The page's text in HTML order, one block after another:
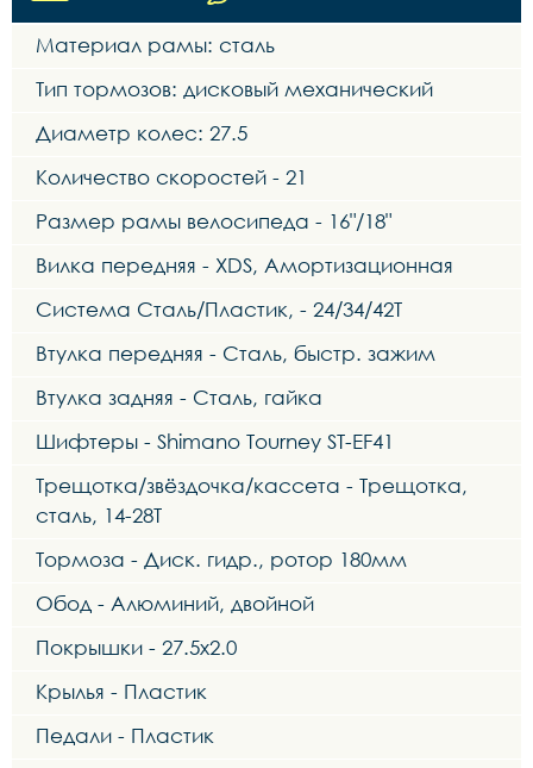
Материал рамы: сталь
Тип тормозов: дисковый механический
Диаметр колес: 27.5
Количество скоростей - 21
Размер рамы велосипеда - 16"/18"
Вилка передняя - XDS, Амортизационная
Система Сталь/Пластик, - 24/34/42Т
Втулка передняя - Сталь, быстр. зажим
Втулка задняя - Сталь, гайка
Шифтеры - Shimano Tourney ST-EF41
Трещотка/звёздочка/кассета - Трещотка,
сталь, 14-28Т
Тормоза - Диск. гидр., ротор 180мм
Обод - Алюминий, двойной
Покрышки - 27.5x2.0
Крылья - Пластик
Педали - Пластик